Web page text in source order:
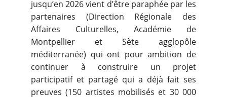
jusqu’en 2026 vient d’être paraphée par les
partenaires (Direction Régionale des
Affaires Culturelles, Académie de
Montpellier et Sète agglopôle
méditerranée) qui ont pour ambition de
continuer à construire un projet
participatif et partagé qui a déjà fait ses
preuves (150 artistes mobilisés et 30 000